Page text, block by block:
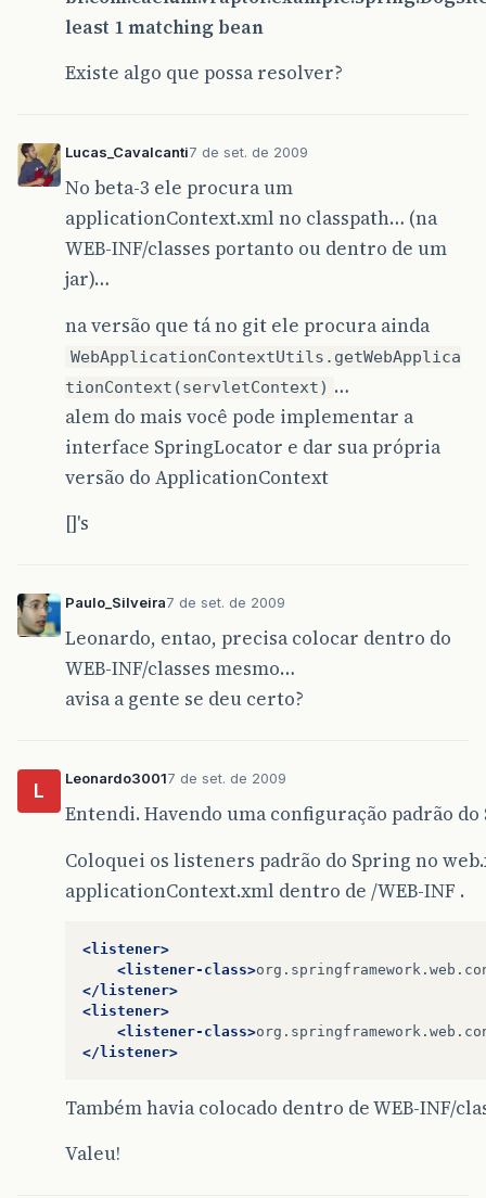
least 1 matching bean
Existe algo que possa resolver?
Lucas_Cavalcanti7 de set. de 2009
No beta-3 ele procura um
applicationContext.xml no classpath… (na
WEB-INF/classes portanto ou dentro de um
jar)…
na versão que tá no git ele procura ainda
WebApplicationContextUtils.getWebApplica
tionContext(servletContext) …
alem do mais você pode implementar a
interface SpringLocator e dar sua própria
versão do ApplicationContext
[]'s
Paulo_Silveira7 de set. de 2009
Leonardo, entao, precisa colocar dentro do
WEB-INF/classes mesmo…
avisa a gente se deu certo?
L
Leonardo30017 de set. de 2009
Entendi. Havendo uma configuração padrão
Coloquei os listeners padrão do Spring no
applicationContext.xml dentro de /WEB-INF .
<listener>
<listener-class>
</listener>
<listener>
<listener-class>
</listener>
Também havia colocado dentro de WEB-INF/
Valeu!